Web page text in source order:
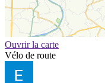
Ouvrir la carte
Vélo de route